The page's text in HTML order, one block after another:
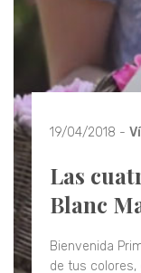
19/04/2018 -
Las
Blanc
Bienvenida
de tus